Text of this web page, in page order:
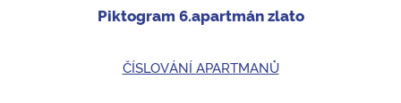
Piktogram 6.apartmán zlato
ČÍSLOVÁNÍ APARTMANŮ